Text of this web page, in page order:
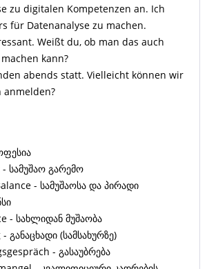
zu digitalen Kompetenzen an. Ich
für Datenanalyse zu machen.
Weißt du, ob man das auch
kann?
abends statt. Vielleicht können wir
anmelden?
სამუშაო გარემო
- სამუშაოსა და პირადი
- სახლიდან მუშაობა
განაცხადი (სამსახურზე)
- გასაუბრება